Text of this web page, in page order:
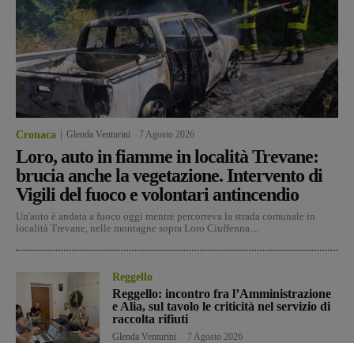
Cronaca Glenda Venturini 7 Agosto 2026
Loro, auto in fiamme in località Trevane:
brucia anche la vegetazione. Intervento di
Vigili del fuoco e volontari antincendio
Un'auto è andata a fuoco oggi mentre percorreva la strada comunale in
località Trevane, nelle montagne sopra Loro Ciuffenna....
Reggello
Reggello: incontro fra l’Amministrazione
e Alia, sul tavolo le criticità nel servizio di
raccolta rifiuti
Glenda Venturini 7 Agosto 2026